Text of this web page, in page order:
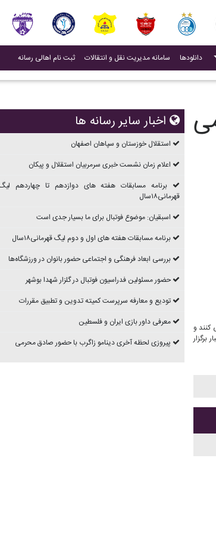
دانلودها سامانه مدیریت نقل و انتقالات
(current) ثبت نام اهالی رسانه
(current)
کنند و
مسابقات طبق روال فصول گذشته هر ۵ یا ۶ روز یکبار برگزار
اخبار سایر رسانه ها
استقلال خوزستان و سپاهان اصفهان
اعلام زمان نشست خبری سرمربیان استقلال و پیکان
برنامه مسابقات هفته های دوازدهم تا چهاردهم
قهرمانی۱۸سال
اسبقیان: موضوع فوتبال برای ما بسیار جدی است
برنامه مسابقات هفته های اول و دوم ليگ قهرمانی۱۸سال
بررسی ابعاد فرهنگی و اجتماعی حضور بانوان در ورزشگاه‌ها
حضور مسئولین فدراسیون فوتبال در گلزار شهدا بوشهر
تودیع و معارفه سرپرست کمیته تدوین و تطبیق مقررات
معرفی داور بازی ایران و فلسطین
پیروزی لحظه آخری دینامو زاگرب با حضور صادق محرمی